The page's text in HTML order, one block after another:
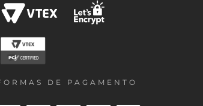
DE PAGAMENTO